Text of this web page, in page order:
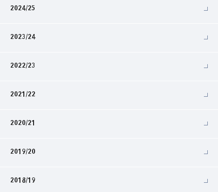
2024/25
2023/24
2022/23
2021/22
2020/21
2019/20
2018/19